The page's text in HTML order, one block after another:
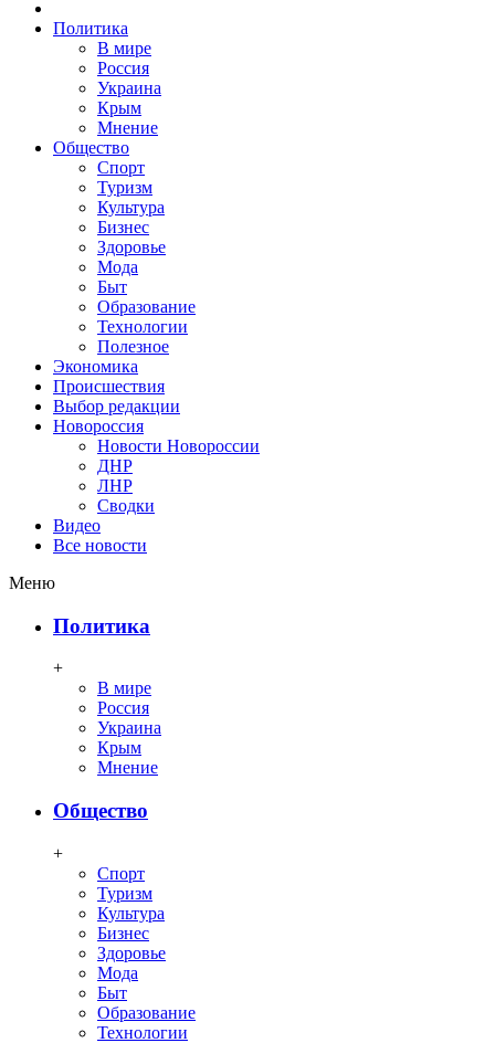
Политика
В мире
Россия
Украина
Крым
Мнение
Общество
Спорт
Туризм
Культура
Бизнес
Здоровье
Мода
Быт
Образование
Технологии
Полезное
Экономика
Происшествия
Выбор редакции
Новороссия
Новости Новороссии
ДНР
ЛНР
Сводки
Видео
Все новости
Меню
Политика
+
В мире
Россия
Украина
Крым
Мнение
Общество
+
Спорт
Туризм
Культура
Бизнес
Здоровье
Мода
Быт
Образование
Технологии